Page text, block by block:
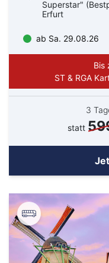
Superstar"
Erfurt
ab Sa. 29.08.26
Bis
ST & RGA
3
statt